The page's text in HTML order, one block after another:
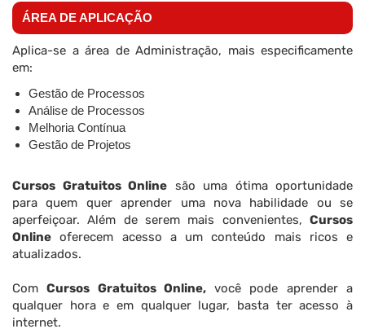
ÁREA DE APLICAÇÃO
Aplica-se a área de Administração, mais especificamente
em:
Gestão de Processos
Análise de Processos
Melhoria Contínua
Gestão de Projetos
Cursos Gratuitos Online são uma ótima oportunidade
para quem quer aprender uma nova habilidade ou se
aperfeiçoar. Além de serem mais convenientes, Cursos
Online oferecem acesso a um conteúdo mais ricos e
atualizados.
ComCursos Gratuitos Online,você pode aprender a
qualquer hora e em qualquer lugar, basta ter acesso à
internet.